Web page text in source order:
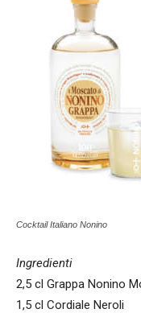
Cocktail Italiano Nonino
Ingredienti
2,5 cl Grappa Nonino
1,5 cl Cordiale Neroli